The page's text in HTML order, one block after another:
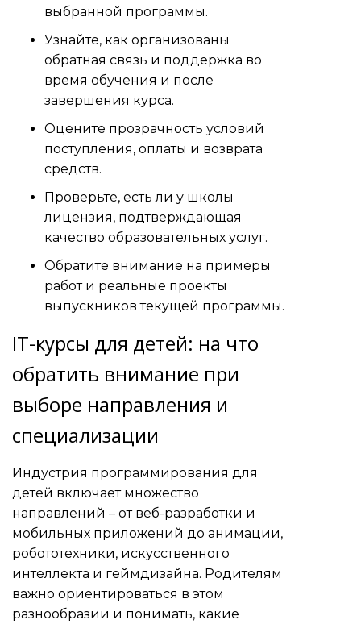
выбранной программы.
Узнайте, как организованы
обратная связь и поддержка во
время обучения и после
завершения курса.
Оцените прозрачность условий
поступления, оплаты и возврата
средств.
Проверьте, есть ли у школы
лицензия, подтверждающая
качество образовательных услуг.
Обратите внимание на примеры
работ и реальные проекты
выпускников текущей программы.
IT-курсы для детей: на что
обратить внимание при
выборе направления и
специализации
Индустрия программирования для
детей включает множество
направлений – от веб-разработки и
мобильных приложений до анимации,
робототехники, искусственного
интеллекта и геймдизайна. Родителям
важно ориентироваться в этом
разнообразии и понимать, какие